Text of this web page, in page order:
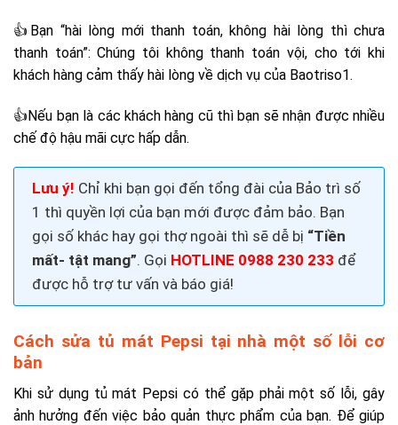
👍Bạn “hài lòng mới thanh toán, không hài lòng thì chưa
thanh toán”: Chúng tôi không thanh toán vội, cho tới khi
khách hàng cảm thấy hài lòng về dịch vụ của Baotriso1.
👍Nếu bạn là các khách hàng cũ thì bạn sẽ nhận được nhiều
chế độ hậu mãi cực hấp dẫn.
Lưu ý! Chỉ khi bạn gọi đến tổng đài của Bảo trì số
1 thì quyền lợi của bạn mới được đảm bảo. Bạn
gọi số khác hay gọi thợ ngoài thì sẽ dễ bị “Tiền
mất- tật mang”. Gọi HOTLINE 0988 230 233 để
được hỗ trợ tư vấn và báo giá!
Cách sửa tủ mát Pepsi tại nhà một số lỗi cơ
bản
Khi sử dụng tủ mát Pepsi có thể gặp phải một số lỗi, gây
ảnh hưởng đến việc bảo quản thực phẩm của bạn. Để giúp